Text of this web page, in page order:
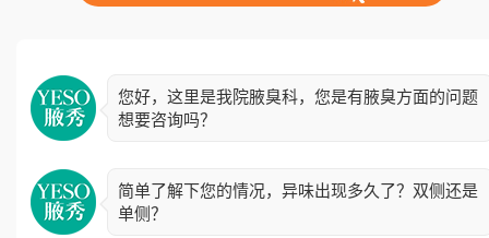
您好，这里是我院腋臭科，您是有腋臭方面的问题
想要咨询吗？
简单了解下您的情况，异味出现多久了？双侧还是
单侧？